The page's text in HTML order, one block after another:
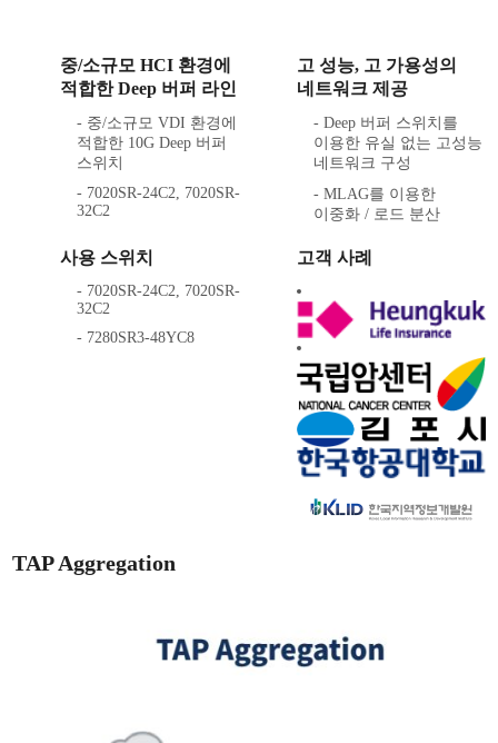
중/소규모 HCI 환경에
적합한 Deep 버퍼 라인
- 중/소규모 VDI 환경에
적합한 10G Deep 버퍼
스위치
- 7020SR-24C2, 7020SR-
32C2
고 성능, 고 가용성의
네트워크 제공
- Deep 버퍼 스위치를
이용한 유실 없는 고성능
네트워크 구성
- MLAG를 이용한
이중화 / 로드 분산
사용 스위치
- 7020SR-24C2, 7020SR-
32C2
- 7280SR3-48YC8
고객 사례
TAP Aggregation